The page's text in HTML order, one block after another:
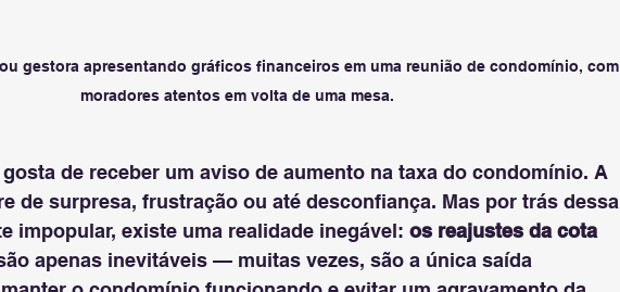
gestora apresentando gráficos financeiros em uma reunião de condomínio, com
moradores atentos em volta de uma mesa.
de receber um aviso de aumento na taxa do condomínio. A
de surpresa, frustração ou até desconfiança. Mas por trás dessa
impopular, existe uma realidade inegável: os reajustes da cota
apenas inevitáveis — muitas vezes, são a única saída